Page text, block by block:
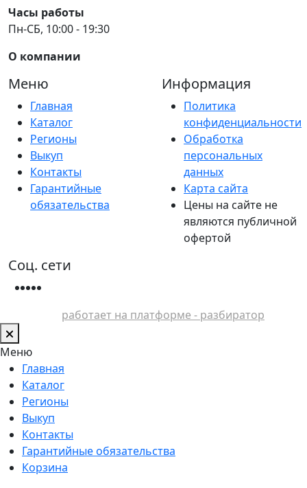
Часы работы
Пн-СБ, 10:00 - 19:30
О компании
Меню
Главная
Каталог
Регионы
Выкуп
Контакты
Гарантийные
обязательства
Информация
Политика
конфиденциальности
Обработка
персональных
данных
Карта сайта
Цены на сайте не
являются публичной
офертой
Соц. сети
работает на платформе - разбиратор
Меню
Главная
Каталог
Регионы
Выкуп
Контакты
Гарантийные обязательства
Корзина